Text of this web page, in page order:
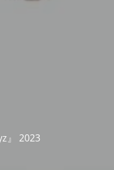
』 2023